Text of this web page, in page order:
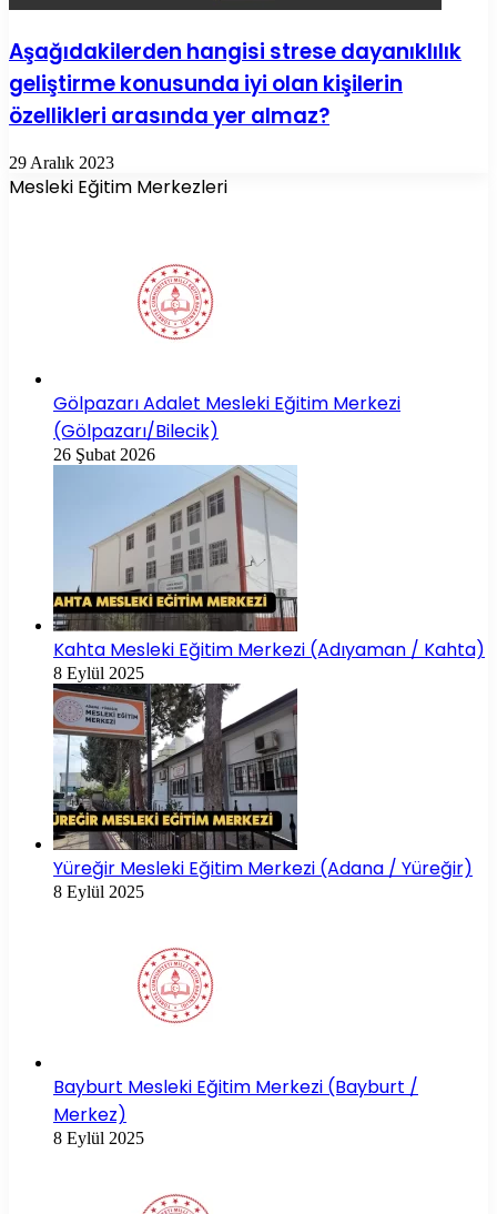
Aşağıdakilerden hangisi strese dayanıklılık
geliştirme konusunda iyi olan kişilerin
özellikleri arasında yer almaz?
29 Aralık 2023
Mesleki Eğitim Merkezleri
Gölpazarı Adalet Mesleki Eğitim Merkezi
(Gölpazarı/Bilecik)
26 Şubat 2026
Kahta Mesleki Eğitim Merkezi (Adıyaman / Kahta)
8 Eylül 2025
Yüreğir Mesleki Eğitim Merkezi (Adana / Yüreğir)
8 Eylül 2025
Bayburt Mesleki Eğitim Merkezi (Bayburt /
Merkez)
8 Eylül 2025